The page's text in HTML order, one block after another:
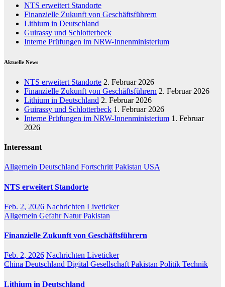
NTS erweitert Standorte
Finanzielle Zukunft von Geschäftsführern
Lithium in Deutschland
Guirassy und Schlotterbeck
Interne Prüfungen im NRW-Innenministerium
Aktuelle News
NTS erweitert Standorte 2. Februar 2026
Finanzielle Zukunft von Geschäftsführern 2. Februar 2026
Lithium in Deutschland 2. Februar 2026
Guirassy und Schlotterbeck 1. Februar 2026
Interne Prüfungen im NRW-Innenministerium 1. Februar
2026
Interessant
Allgemein Deutschland Fortschritt Pakistan USA
NTS erweitert Standorte
Feb. 2, 2026 Nachrichten Liveticker
Allgemein GefahrNaturPakistan
Finanzielle Zukunft von Geschäftsführern
Feb. 2, 2026 Nachrichten Liveticker
China Deutschland Digital GesellschaftPakistan Politik Technik
Lithium in Deutschland